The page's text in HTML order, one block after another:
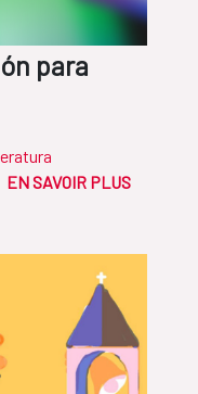
para
EN SAVOIR PLUS